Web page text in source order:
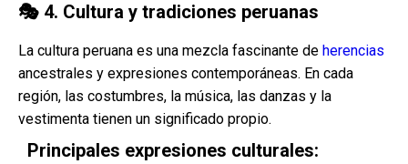
🎭 4. Cultura y tradiciones peruanas
La cultura peruana es una mezcla fascinante de herencias
ancestrales y expresiones contemporáneas. En cada
región, las costumbres, la música, las danzas y la
vestimenta tienen un significado propio.
Principales expresiones culturales: